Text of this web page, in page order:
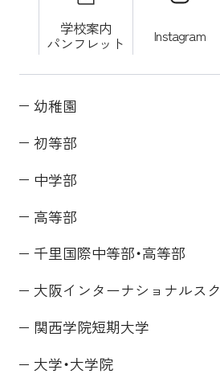
学校案内
パンフレット Instagram
幼稚園
初等部
中学部
高等部
千里国際中等部・高等部
大阪インターナショナルス
関西学院短期大学
大学・大学院